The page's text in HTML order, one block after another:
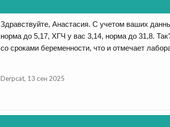
Здравствуйте, Анастасия. С учетом ваших
норма до 5,17, ХГЧ у вас 3,14, норма до 31,8.
со сроками беременности, что и отмечает
Derpcat, 13 сен 2025